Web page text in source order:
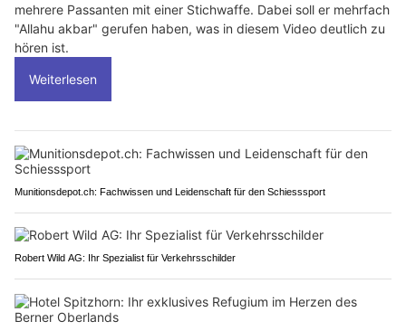
mehrere Passanten mit einer Stichwaffe. Dabei soll er mehrfach
"Allahu akbar" gerufen haben, was in diesem Video deutlich zu
hören ist.
Weiterlesen
Munitionsdepot.ch: Fachwissen und Leidenschaft für den Schiesssport
Robert Wild AG: Ihr Spezialist für Verkehrsschilder